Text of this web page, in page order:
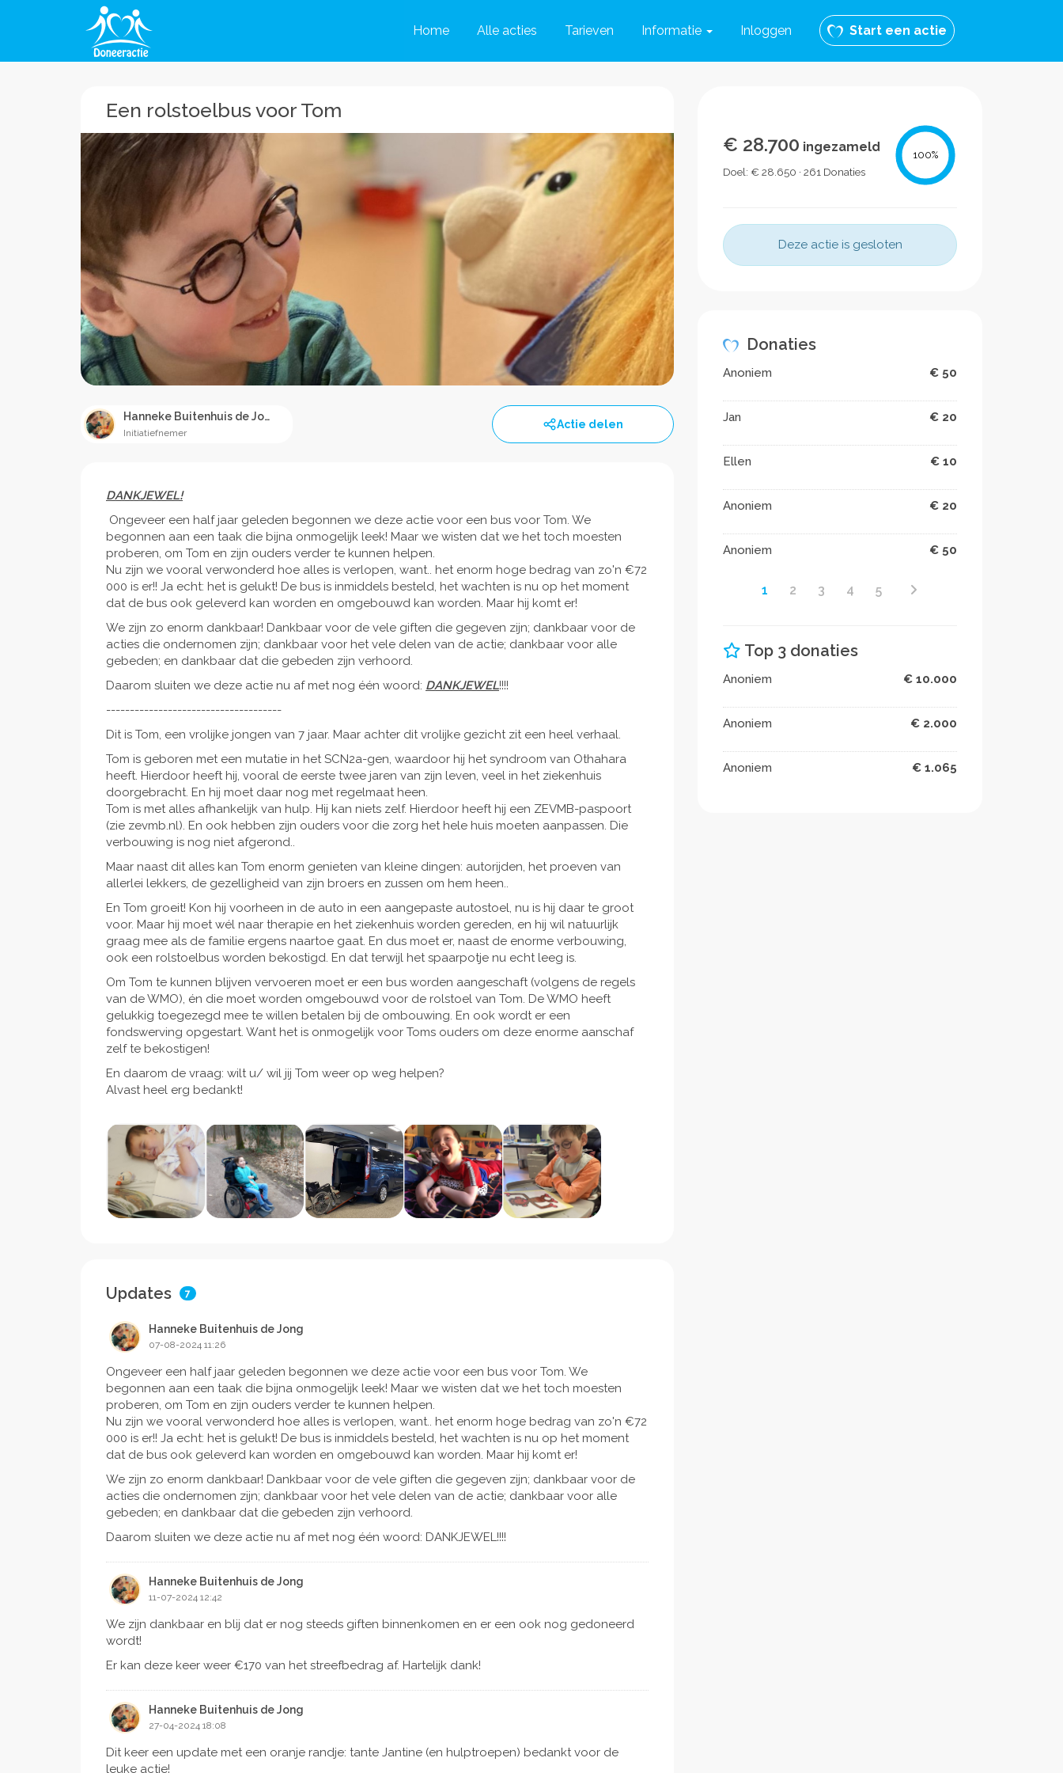
Home Alle acties Tarieven Informatie Inloggen Start een actie
Een rolstoelbus voor Tom
Hanneke Buitenhuis de Jong
Initiatiefnemer
Actie delen
DANKJEWEL!
Ongeveer een half jaar geleden begonnen we deze actie voor een bus voor Tom. We
begonnen aan een taak die bijna onmogelijk leek! Maar we wisten dat we het toch moesten
proberen, om Tom en zijn ouders verder te kunnen helpen.
Nu zijn we vooral verwonderd hoe alles is verlopen, want.. het enorm hoge bedrag van zo'n €72
000 is er!! Ja echt: het is gelukt! De bus is inmiddels besteld, het wachten is nu op het moment
dat de bus ook geleverd kan worden en omgebouwd kan worden. Maar hij komt er!
We zijn zo enorm dankbaar! Dankbaar voor de vele giften die gegeven zijn; dankbaar voor de
acties die ondernomen zijn; dankbaar voor het vele delen van de actie; dankbaar voor alle
gebeden; en dankbaar dat die gebeden zijn verhoord.
Daarom sluiten we deze actie nu af met nog één woord: DANKJEWEL!!!!
-------------------------------------
Dit is Tom, een vrolijke jongen van 7 jaar. Maar achter dit vrolijke gezicht zit een heel verhaal.
Tom is geboren met een mutatie in het SCN2a-gen, waardoor hij het syndroom van Othahara
heeft. Hierdoor heeft hij, vooral de eerste twee jaren van zijn leven, veel in het ziekenhuis
doorgebracht. En hij moet daar nog met regelmaat heen.
Tom is met alles afhankelijk van hulp. Hij kan niets zelf. Hierdoor heeft hij een ZEVMB-paspoort
(zie zevmb.nl). En ook hebben zijn ouders voor die zorg het hele huis moeten aanpassen. Die
verbouwing is nog niet afgerond..
Maar naast dit alles kan Tom enorm genieten van kleine dingen: autorijden, het proeven van
allerlei lekkers, de gezelligheid van zijn broers en zussen om hem heen..
En Tom groeit! Kon hij voorheen in de auto in een aangepaste autostoel, nu is hij daar te groot
voor. Maar hij moet wél naar therapie en het ziekenhuis worden gereden, en hij wil natuurlijk
graag mee als de familie ergens naartoe gaat. En dus moet er, naast de enorme verbouwing,
ook een rolstoelbus worden bekostigd. En dat terwijl het spaarpotje nu echt leeg is.
Om Tom te kunnen blijven vervoeren moet er een bus worden aangeschaft (volgens de regels
van de WMO), én die moet worden omgebouwd voor de rolstoel van Tom. De WMO heeft
gelukkig toegezegd mee te willen betalen bij de ombouwing. En ook wordt er een
fondswerving opgestart. Want het is onmogelijk voor Toms ouders om deze enorme aanschaf
zelf te bekostigen!
En daarom de vraag: wilt u/ wil jij Tom weer op weg helpen?
Alvast heel erg bedankt!
Updates 7
Hanneke Buitenhuis de Jong
07-08-2024 11:26
Ongeveer een half jaar geleden begonnen we deze actie voor een bus voor Tom. We
begonnen aan een taak die bijna onmogelijk leek! Maar we wisten dat we het toch moesten
proberen, om Tom en zijn ouders verder te kunnen helpen.
Nu zijn we vooral verwonderd hoe alles is verlopen, want.. het enorm hoge bedrag van zo'n €72
000 is er!! Ja echt: het is gelukt! De bus is inmiddels besteld, het wachten is nu op het moment
dat de bus ook geleverd kan worden en omgebouwd kan worden. Maar hij komt er!
We zijn zo enorm dankbaar! Dankbaar voor de vele giften die gegeven zijn; dankbaar voor de
acties die ondernomen zijn; dankbaar voor het vele delen van de actie; dankbaar voor alle
gebeden; en dankbaar dat die gebeden zijn verhoord.
Daarom sluiten we deze actie nu af met nog één woord: DANKJEWEL!!!!
Hanneke Buitenhuis de Jong
11-07-2024 12:42
We zijn dankbaar en blij dat er nog steeds giften binnenkomen en er een ook nog gedoneerd
wordt!
Er kan deze keer weer €170 van het streefbedrag af. Hartelijk dank!
Hanneke Buitenhuis de Jong
27-04-2024 18:08
Dit keer een update met een oranje randje: tante Jantine (en hulptroepen) bedankt voor de
leuke actie!
€ 28.700 ingezameld
Doel: € 28.650 · 261 Donaties
100%
Deze actie is gesloten
Donaties
Anoniem € 50
Jan € 20
Ellen € 10
Anoniem € 20
Anoniem € 50
1 2 3 4 5
Top 3 donaties
Anoniem € 10.000
Anoniem € 2.000
Anoniem € 1.065